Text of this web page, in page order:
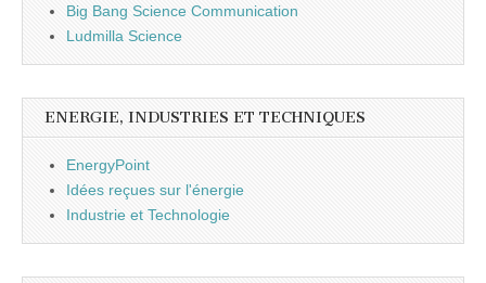
Big Bang Science Communication
Ludmilla Science
ENERGIE, INDUSTRIES ET TECHNIQUES
EnergyPoint
Idées reçues sur l'énergie
Industrie et Technologie